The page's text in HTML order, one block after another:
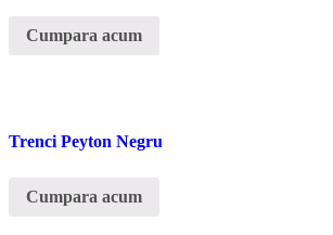
Cumpara acum
Trenci Peyton Negru
Cumpara acum